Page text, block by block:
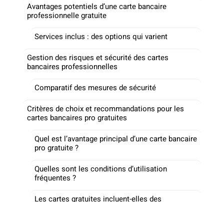
Avantages potentiels d’une carte bancaire
professionnelle gratuite
Services inclus : des options qui varient
Gestion des risques et sécurité des cartes
bancaires professionnelles
Comparatif des mesures de sécurité
Critères de choix et recommandations pour les
cartes bancaires pro gratuites
Quel est l’avantage principal d’une carte bancaire
pro gratuite ?
Quelles sont les conditions d’utilisation
fréquentes ?
Les cartes gratuites incluent-elles des